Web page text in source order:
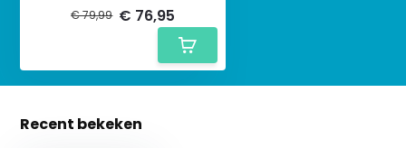
€ 79,99 € 76,95
Recent bekeken